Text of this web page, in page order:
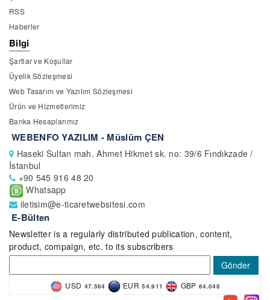
RSS
Haberler
Bilgi
Şartlar ve Koşullar
Üyelik Sözleşmesi
Web Tasarım ve Yazılım Sözleşmesi
Ürün ve Hizmetlerimiz
Banka Hesaplarımız
WEBENFO YAZILIM - Müslüm ÇEN
Haseki Sultan mah. Ahmet Hikmet sk. no: 39/6 Fındıkzade /
İstanbul
+90 545 916 48 20
Whatsapp
iletisim@e-ticaretwebsitesi.com
E-Bülten
Newsletter is a regularly distributed publication, content,
product, compaign, etc. to its subscribers
Gönder
USD 47.564 EUR 54.911 GBP 64.048